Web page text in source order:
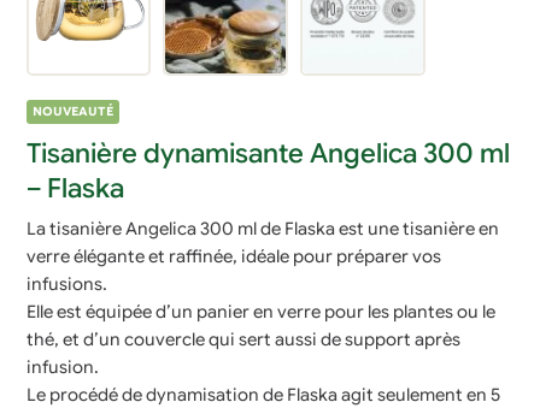
NOUVEAUTÉ
Tisanière dynamisante Angelica 300 ml
– Flaska
La tisanière Angelica 300 ml de Flaska est une tisanière en
verre élégante et raffinée, idéale pour préparer vos
infusions.
Elle est équipée d’un panier en verre pour les plantes ou le
thé, et d’un couvercle qui sert aussi de support après
infusion.
Le procédé de dynamisation de Flaska agit seulement en 5